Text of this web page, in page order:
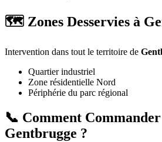
🗺️ Zones Desservies à
Intervention dans tout le territoire de
Quartier industriel
Zone résidentielle Nord
Périphérie du parc régional
📞 Comment
Gentbrugge ?